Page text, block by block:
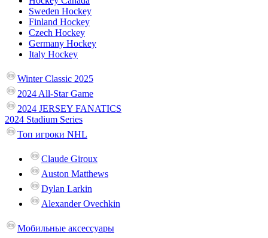
Sweden Hockey
Finland Hockey
Czech Hockey
Germany Hockey
Italy Hockey
Winter Classic 2025
2024 All-Star Game
2024 JERSEY FANATICS
2024 Stadium Series
Топ игроки NHL
Claude Giroux
Auston Matthews
Dylan Larkin
Alexander Ovechkin
Мобильные аксессуары